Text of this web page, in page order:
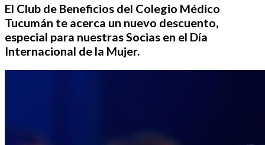
El Club de Beneficios del Colegio Médico
Tucumán te acerca un nuevo descuento,
especial para nuestras Socias en el Día
Internacional de la Mujer.